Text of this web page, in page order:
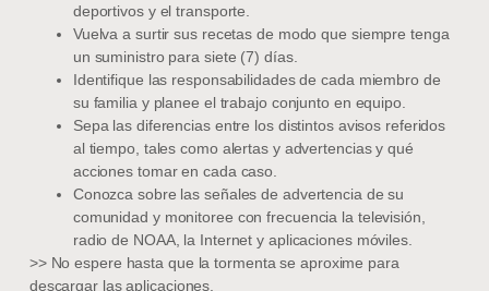
deportivos y el transporte.
Vuelva a surtir sus recetas de modo que siempre tenga
un suministro para siete (7) días.
Identifique las responsabilidades de cada miembro de
su familia y planee el trabajo conjunto en equipo.
Sepa las diferencias entre los distintos avisos referidos
al tiempo, tales como alertas y advertencias y qué
acciones tomar en cada caso.
Conozca sobre las señales de advertencia de su
comunidad y monitoree con frecuencia la televisión,
radio de NOAA, la Internet y aplicaciones móviles.
>> No espere hasta que la tormenta se aproxime para
descargar las aplicaciones.